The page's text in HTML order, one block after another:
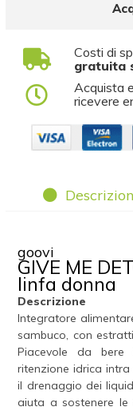
Costi di
gratuita
Acquista
ricevere
goovi
GIVE ME
linfa donna
Descrizione
Integratore
sambuco, con
Piacevole da
ritenzione idrica
il drenaggio dei
aiuta a sostenere le